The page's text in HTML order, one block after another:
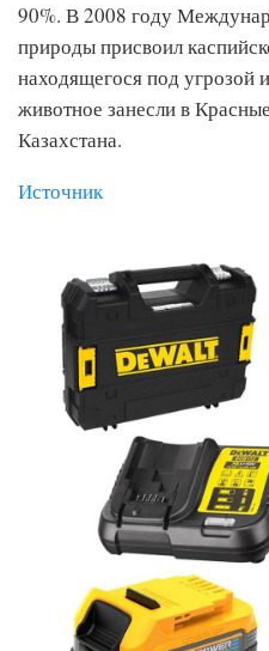
90%. В 2008 году
природы присвоил
находящегося под угрозой
животное занесли в
Казахстана.
Источник